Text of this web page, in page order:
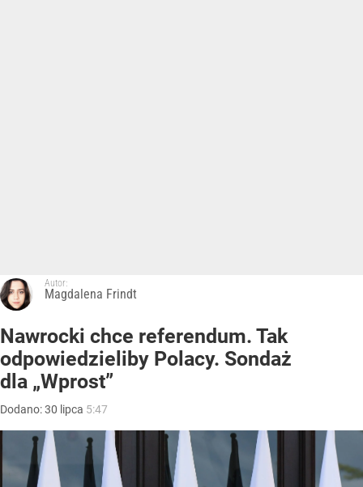
Autor:
Magdalena Frindt
Nawrocki chce referendum. Tak
odpowiedzieliby Polacy. Sondaż
dla „Wprost”
Dodano:30 lipca 5:47